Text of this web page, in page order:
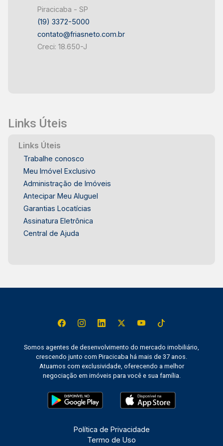
Piracicaba - SP
(19) 3372-5000
contato@friasneto.com.br
Creci: 18.650-J
Links Úteis
Links Úteis
Trabalhe conosco
Meu Imóvel Exclusivo
Administração de Imóveis
Antecipar Meu Aluguel
Garantias Locatícias
Assinatura Eletrônica
Central de Ajuda
Somos agentes de desenvolvimento do mercado imobiliário,
crescendo junto com Piracicaba há mais de 37 anos.
Atuamos com exclusividade, oferecendo a melhor
negociação em imóveis para você e sua família.
Política de Privacidade
Termo de Uso